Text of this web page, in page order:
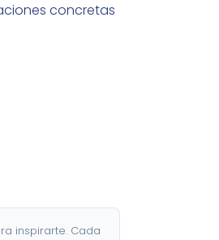
concretas
inspirarte. Cada